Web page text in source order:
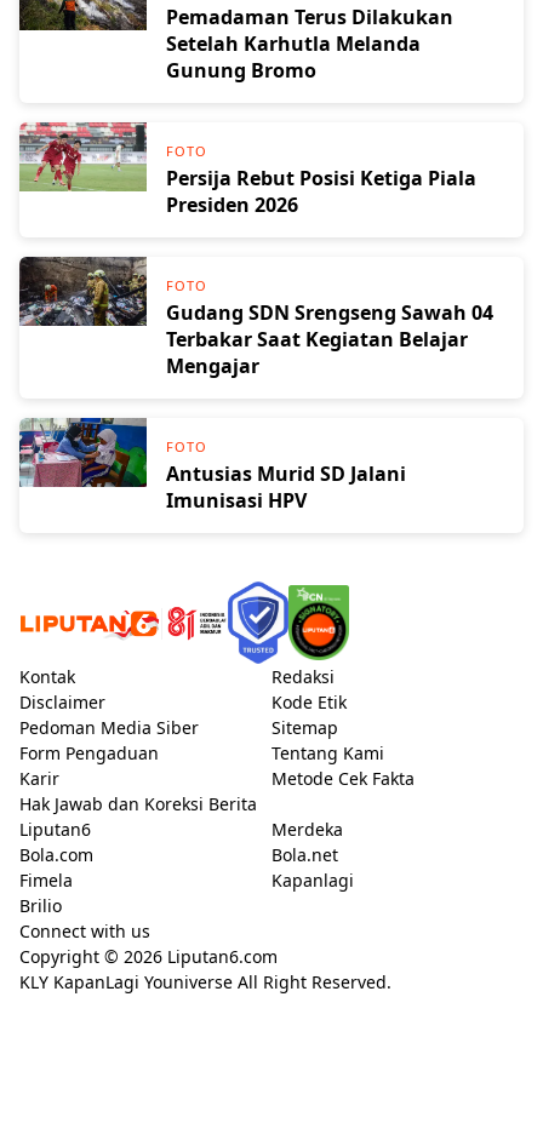
Pemadaman Terus Dilakukan
Setelah Karhutla Melanda
Gunung Bromo
FOTO
Persija Rebut Posisi Ketiga Piala
Presiden 2026
FOTO
Gudang SDN Srengseng Sawah 04
Terbakar Saat Kegiatan Belajar
Mengajar
FOTO
Antusias Murid SD Jalani
Imunisasi HPV
Kontak
Redaksi
Disclaimer
Kode Etik
Pedoman Media Siber
Sitemap
Form Pengaduan
Tentang Kami
Karir
Metode Cek Fakta
Hak Jawab dan Koreksi Berita
Liputan6
Merdeka
Bola.com
Bola.net
Fimela
Kapanlagi
Brilio
Connect with us
Copyright © 2026 Liputan6.com
KLY KapanLagi Youniverse All Right Reserved.